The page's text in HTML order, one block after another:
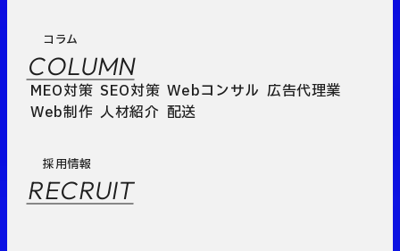
コラム
COLUMN
MEO対策 SEO対策 Webコンサル 広告代理業
Web制作 人材紹介 配送
採用情報
RECRUIT